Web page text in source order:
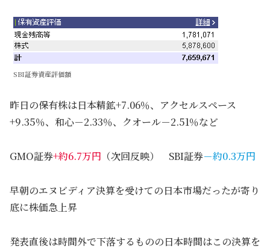
SBI証券資産評価額
昨日の保有株は日本精鉱+7.06％、アクセルスペース
+9.35％、和心－2.33％、クオール－2.51％など
GMO証券+約6.7万円 （次回反映） SBI証券－約0.3万円
早朝のエヌビディア決算を受けての日本市場だったが寄り
底に株価急上昇
発表直後は時間外で下落するものの日本時間はこの決算を